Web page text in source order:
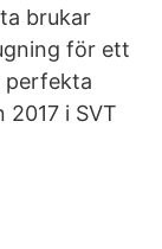
brukar
för ett
perfekta
i SVT